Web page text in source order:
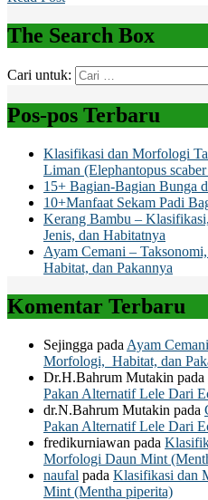
The Search Box
Cari untuk:
Pos-pos Terbaru
Klasifikasi dan Morfologi
Liman (Elephantopus
15+ Bagian-Bagian Bunga
10+Manfaat Sekam Padi
Kerang Bambu –
Jenis, dan Habitatnya
Ayam Cemani –
Habitat, dan Pakannya
Komentar Terbaru
Sejingga pada Ayam
Morfologi, Habitat, dan
Dr.H.Bahrum Mutakin pada
Pakan Alternatif Lele Dari
dr.N.Bahrum Mutakin pada
Pakan Alternatif Lele Dari
fredikurniawan pada
Morfologi Daun Mint
naufal pada Klasifikasi dan
Mint (Mentha piperita)